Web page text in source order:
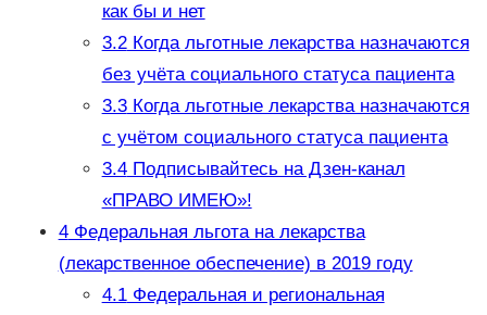
как бы и нет
3.2Когда льготные лекарства назначаются
без учёта социального статуса пациента
3.3Когда льготные лекарства назначаются
с учётом социального статуса пациента
3.4Подписывайтесь на Дзен-канал
«ПРАВО ИМЕЮ»!
4Федеральная льгота на лекарства
(лекарственное обеспечение) в 2019 году
4.1Федеральная и региональная